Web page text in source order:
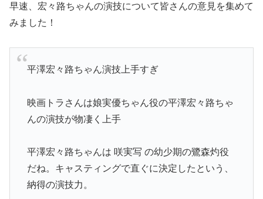
早速、宏々路ちゃんの演技について皆さんの意見を集めて
みました！
平澤宏々路ちゃん演技上手すぎ
映画トラさんは娘実優ちゃん役の平澤宏々路ちゃ
んの演技が物凄く上手
平澤宏々路ちゃんは 咲実写 の幼少期の鷺森灼役
だね。キャスティングで直ぐに決定したという、
納得の演技力。